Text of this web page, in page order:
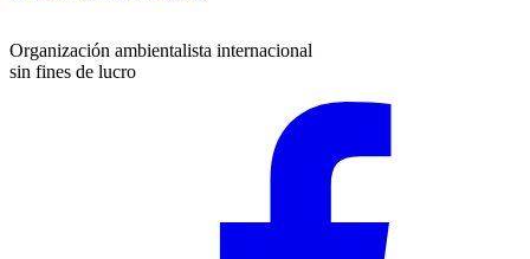
Organización ambientalista internacional
sin fines de lucro